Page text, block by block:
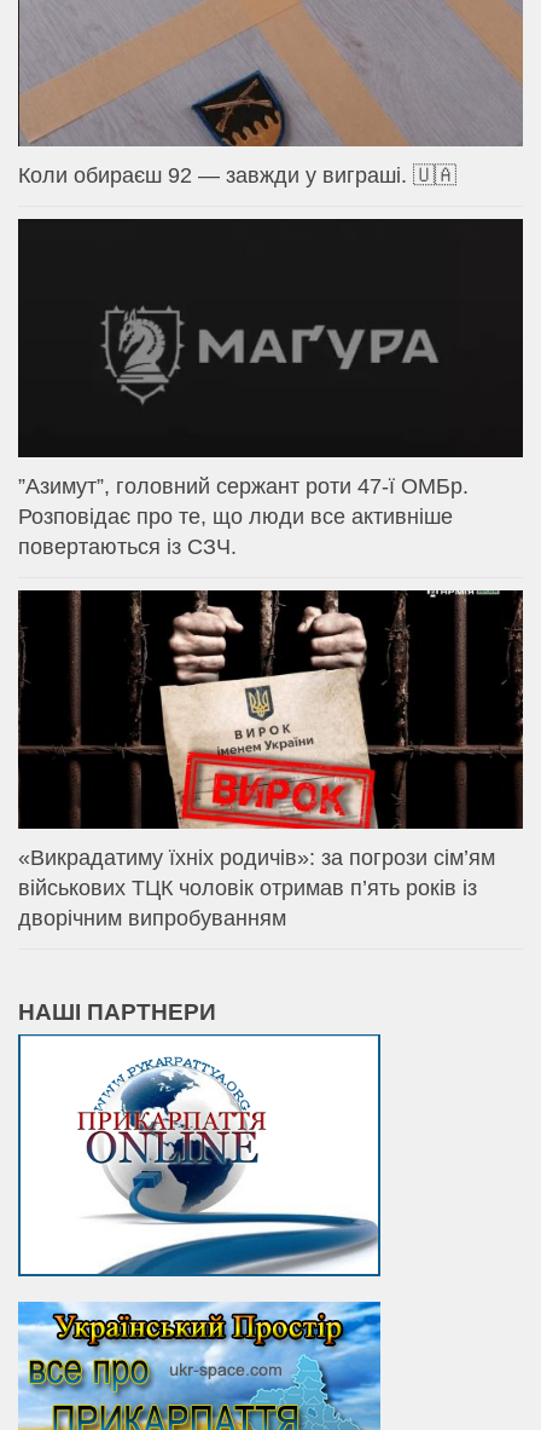
Коли обираєш 92 — завжди у виграші. 🇺🇦
⁨”Азимут”, головний сержант роти 47-ї ОМБр.
Розповідає про те, що люди все активніше
повертаються із СЗЧ.
«Викрадатиму їхніх родичів»: за погрози сім’ям
військових ТЦК чоловік отримав п’ять років із
дворічним випробуванням
НАШІ ПАРТНЕРИ